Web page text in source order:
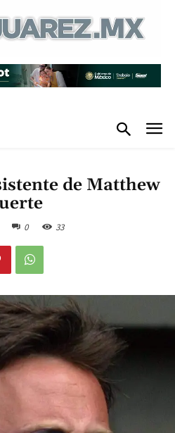
de Matthew
0 33